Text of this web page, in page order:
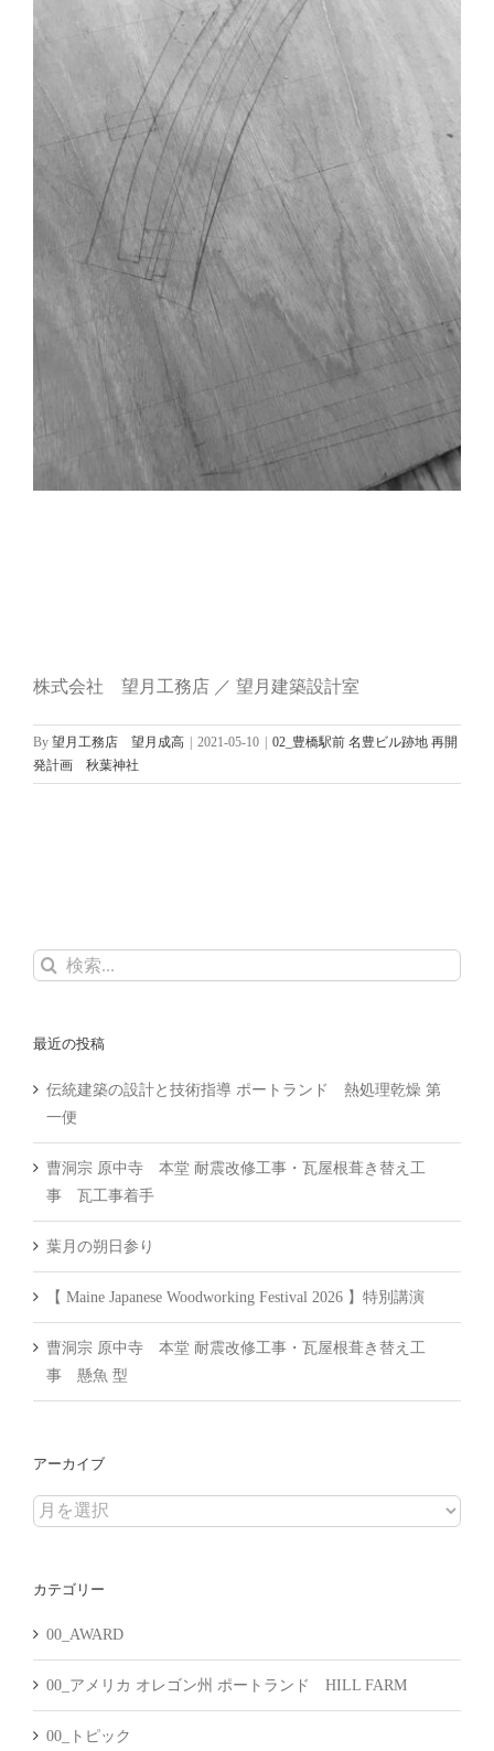
株式会社 望月工務店 ／ 望月建築設計室
By 望月工務店 望月成高 2021-05-10
02_豊橋駅前 名豊ビル跡地 再開
発計画 秋葉神社
検
最近の投稿
伝統建築の設計と技術指導 ポートランド 熱処理乾燥 第
一便
曹洞宗 原中寺 本堂 耐震改修工事・瓦屋根葺き替え工
事 瓦工事着手
葉月の朔日参り
【 Maine Japanese Woodworking Festival 2026 】特別講演
曹洞宗 原中寺 本堂 耐震改修工事・瓦屋根葺き替え工
事 懸魚 型
アーカイブ
ア
イ
カテゴリー
00_AWARD
00_アメリカ オレゴン州 ポートランド HILL FARM
00_トピック